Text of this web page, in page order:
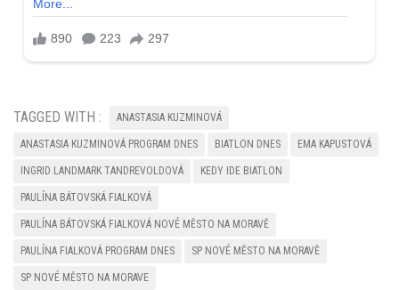
TAGGED WITH : ANASTASIA KUZMINOVÁ
ANASTASIA KUZMINOVÁ PROGRAM DNES BIATLON DNES EMA KAPUSTOVÁ
INGRID LANDMARK TANDREVOLDOVÁ KEDY IDE BIATLON
PAULÍNA BÁTOVSKÁ FIALKOVÁ
PAULÍNA BÁTOVSKÁ FIALKOVÁ NOVÉ MĚSTO NA MORAVĚ
PAULÍNA FIALKOVÁ PROGRAM DNES SP NOVÉ MĚSTO NA MORAVĚ
SP NOVÉ MĚSTO NA MORAVE